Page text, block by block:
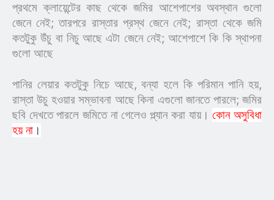
প্রথমে ক্লায়েন্টের কাছ থেকে জমির আশেপাশের অবস্থান গুলো
জেনে নেই; তারপরে রাস্তার প্রস্থ জেনে নেই; রাস্তা থেকে জমি
কতটুকু উঁচু বা নিচু আছে এটা জেনে নেই; আশেপাশে কি কি স্থাপনা
গুলো আছে
পানির লেয়ার কতটুকু নিচে আছে, বন্যা হলে কি পরিমান পানি হয়,
রাস্তা উচু হওয়ার সম্ভাবনা আছে কিনা এগুলো জানতে পারলে; জমির
ছবি দেখতে পারলে জমিতে না গেলেও প্ল্যান করা যায়।কোন অসুবিধা
হয় না ।